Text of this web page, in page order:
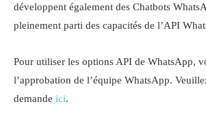
développent également des Chatbots
pleinement parti des capacités de l’API
Pour utiliser les options API de WhatsApp,
l’approbation de l’équipe WhatsApp.
demande ici.